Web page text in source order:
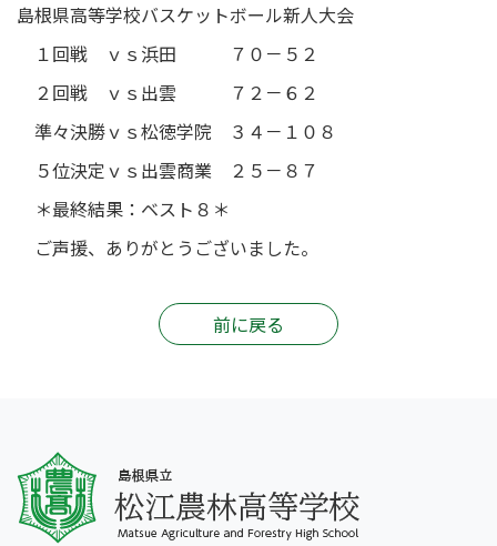
島根県高等学校バスケットボール新人大会
１回戦 ｖｓ浜田 ７０－５２
２回戦 ｖｓ出雲 ７２－６２
準々決勝ｖｓ松徳学院 ３４－１０８
５位決定ｖｓ出雲商業 ２５－８７
＊最終結果：ベスト８＊
ご声援、ありがとうございました。
前に戻る